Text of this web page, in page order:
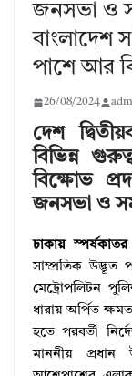
জনসভা ও
বাংলাদেশ
পাশে আর
26/08/2024
দেশ
বিভিন্ন
বিক্ষোভ
জনসভা ও
ঢাকায়
সাম্প্রতিক উদ্ভূত
মেট্রোপলিটন
ধারায় অর্পিত
হতে পরবর্তী
মাননীয়